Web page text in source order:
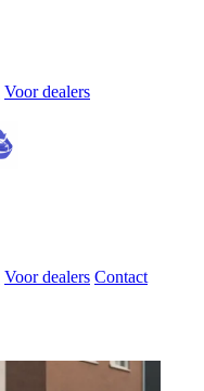
Voor dealers
Voor dealers Contact